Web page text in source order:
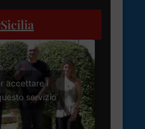
accettare i
servizio